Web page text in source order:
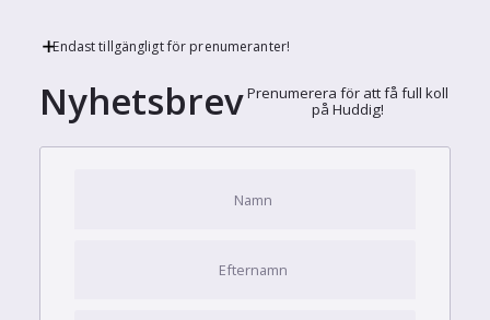
Endast tillgängligt för prenumeranter!
NyhetsbrevPrenumerera för att få full koll
på Huddig!